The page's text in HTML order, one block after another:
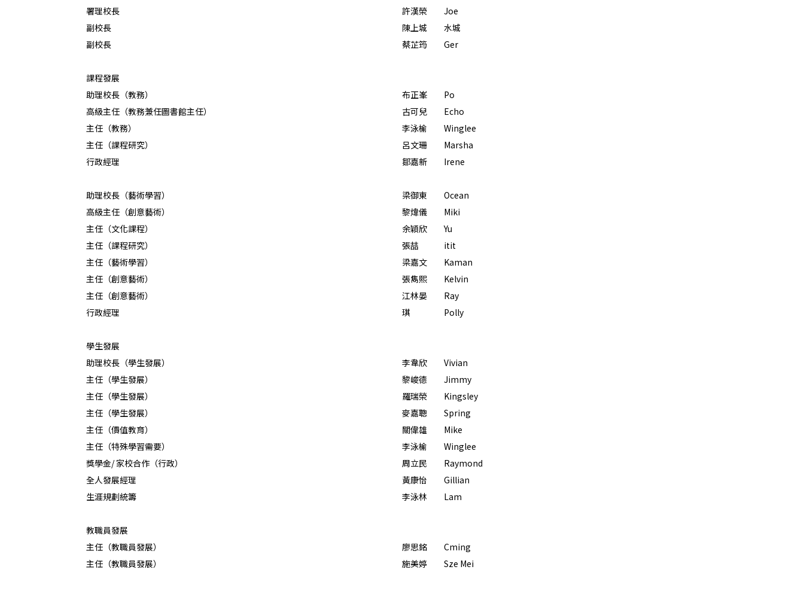
署理校長
許漢榮 Joe
副校長
陳上城 水城
副校長
蔡芷筠 Ger
課程發展
助理校長（教務）
布正峯 Po
高級主任（教務兼任圖書館主任）
古可兒 Echo
主任（教務）
李泳榆 Winglee
主任（課程研究）
呂文珊 Marsha
行政經理
鄒嘉新 Irene
助理校長（藝術學習）
梁御東 Ocean
高級主任（創意藝術）
黎煒儀 Miki
主任（文化課程）
余穎欣 Yu
主任（課程研究）
張喆 itit
主任（藝術學習）
梁嘉文 Kaman
主任（創意藝術）
張雋熙 Kelvin
主任（創意藝術）
江林晏 Ray
行政經理
琪 Polly
學生發展
助理校長（學生發展）
李韋欣 Vivian
主任（學生發展）
黎峻德 Jimmy
主任（學生發展）
羅瑞榮 Kingsley
主任（學生發展）
麥嘉聰 Spring
主任（價值教育）
關偉雄 Mike
主任（特殊學習需要）
李泳榆 Winglee
獎學金/ 家校合作（行政）
周立民 Raymond
全人發展經理
黃康怡 Gillian
生涯規劃統籌
李泳林 Lam
教職員發展
主任（教職員發展）
廖思銘 Cming
主任（教職員發展）
施美婷 Sze Mei